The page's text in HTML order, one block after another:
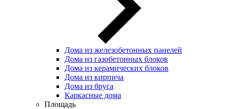
Дома из железобетонных панелей
Дома из газобетонных блоков
Дома из керамических блоков
Дома из кирпича
Дома из бруса
Каркасные дома
Площадь